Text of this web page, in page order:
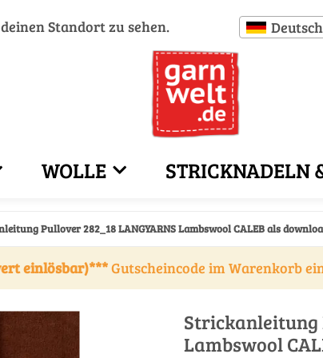
Standort zu sehen.
WOLLE STRICKNADELN
Pullover 282_18 LANGYARNS Lambswool CALEB als
einlösbar)***Gutscheincode im Warenkorb
Strickanleitung
Lambswool